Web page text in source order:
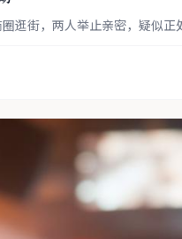
逛街，两人举止亲密，疑似